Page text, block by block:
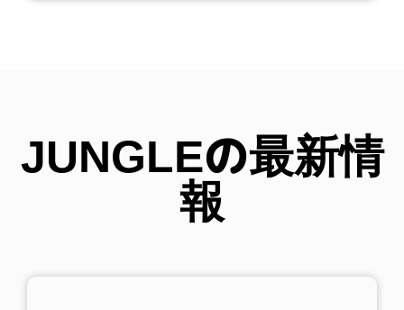
JUNGLEの最新情
報